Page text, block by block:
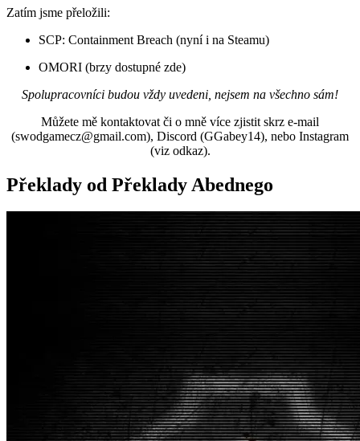
Zatím jsme přeložili:
SCP: Containment Breach (nyní i na Steamu)
OMORI (brzy dostupné zde)
Spolupracovníci budou vždy uvedeni, nejsem na všechno sám!
Můžete mě kontaktovat či o mně více zjistit skrz e-mail
(swodgamecz@gmail.com), Discord (GGabey14), nebo Instagram
(viz odkaz).
Překlady od Překlady Abednego